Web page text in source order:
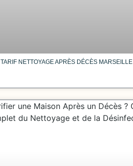
TARIF NETTOYAGE APRÈS DÉCÈS MARSEILLE